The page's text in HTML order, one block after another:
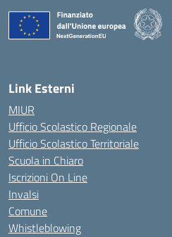
Link Esterni
MIUR
Ufficio Scolastico Regionale
Ufficio Scolastico Territoriale
Scuola in Chiaro
Iscrizioni On Line
Invalsi
Comune
Whistleblowing